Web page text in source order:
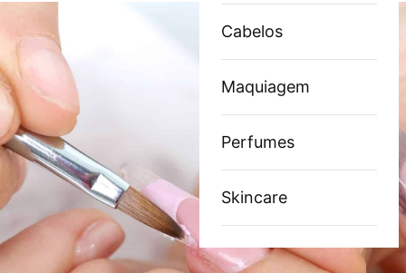
Cabelos
Maquiagem
Perfumes
Skincare